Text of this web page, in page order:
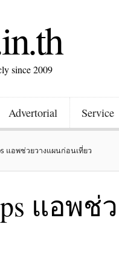
since 2009
Advertorial Service
แอพช่วยวางแผนก่อนเที่ยว
แอพ